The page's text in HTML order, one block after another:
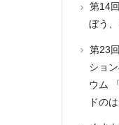
第14
ぼう
第23
ショ
ウム
ドの